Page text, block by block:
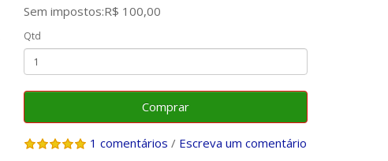
Sem impostos:R$ 100,00
Qtd
Comprar
1 comentários / Escreva um comentário